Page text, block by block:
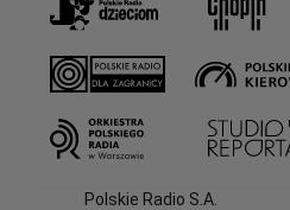
Polskie Radio S.A.